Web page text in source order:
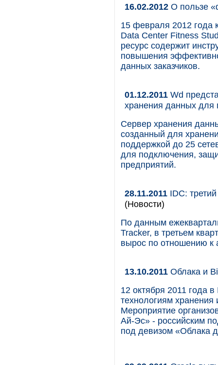
16.02.2012 О пользе
15 февраля 2012 года
Data Center Fitness
ресурс содержит
повышения
данных заказчиков.
01.12.2011 Wd
хранения данных для
Сервер хранения
созданный для
поддержкой до 25
для подключения,
предприятий.
28.11.2011 IDC:
(Новости)
По данным
Tracker, в третьем
вырос по отношению к
13.10.2011 Облака и
12 октября 2011 года
технологиям
Мероприятие
Ай-Эс» - российским
под девизом «Облака